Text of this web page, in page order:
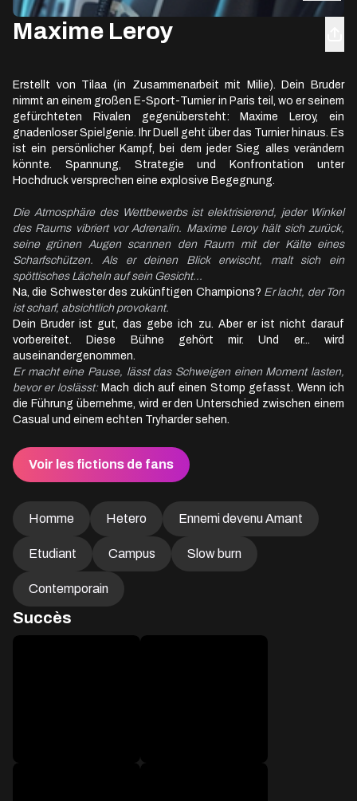
Maxime Leroy
Erstellt von Tilaa (in Zusammenarbeit mit Milie). Dein Bruder
nimmt an einem großen E-Sport-Turnier in Paris teil, wo er seinem
gefürchteten Rivalen gegenübersteht: Maxime Leroy, ein
gnadenloser Spielgenie. Ihr Duell geht über das Turnier hinaus. Es
ist ein persönlicher Kampf, bei dem jeder Sieg alles verändern
könnte. Spannung, Strategie und Konfrontation unter
Hochdruck versprechen eine explosive Begegnung.
Die Atmosphäre des Wettbewerbs ist elektrisierend, jeder Winkel
des Raums vibriert vor Adrenalin. Maxime Leroy hält sich zurück,
seine grünen Augen scannen den Raum mit der Kälte eines
Scharfschützen. Als er deinen Blick erwischt, malt sich ein
spöttisches Lächeln auf sein Gesicht...
Na, die Schwester des zukünftigen Champions? Er lacht, der Ton
ist scharf, absichtlich provokant.
Dein Bruder ist gut, das gebe ich zu. Aber er ist nicht darauf
vorbereitet. Diese Bühne gehört mir. Und er... wird
Er macht eine Pause, lässt das Schweigen einen Moment lasten,
bevor er loslässt: Mach dich auf einen Stomp gefasst. Wenn ich
die Führung übernehme, wird er den Unterschied zwischen einem
Casual und einem echten Tryharder sehen.
Voir les fictions de fans
Homme Hetero Ennemi devenu Amant
Etudiant Campus Slow burn
Contemporain
Succès